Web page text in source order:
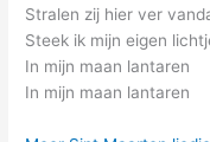
Stralen zij hier ver
Steek ik mijn eigen
In mijn maan lantaren
In mijn maan lantaren